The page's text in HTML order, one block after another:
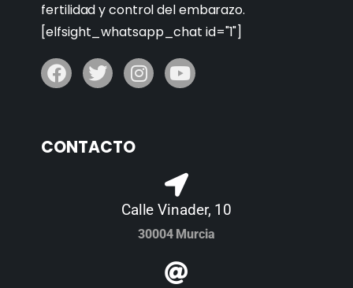
fertilidad y control del embarazo.
[elfsight_whatsapp_chat id="1"]
CONTACTO
Calle Vinader, 10
30004 Murcia